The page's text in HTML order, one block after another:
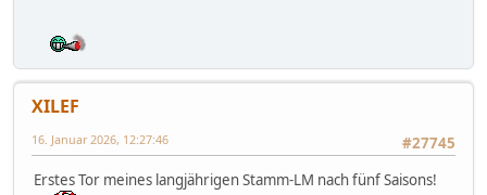
XILEF
#27745
16. Januar 2026, 12:27:46
Erstes Tor meines langjährigen Stamm-LM nach fünf Saisons!